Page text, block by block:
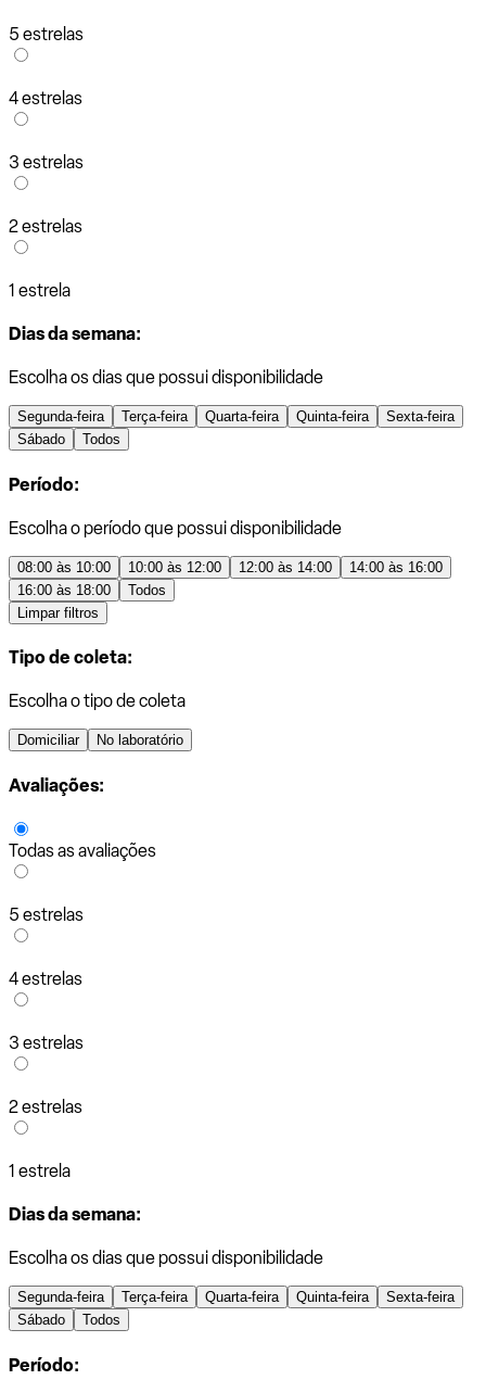
5 estrelas
4 estrelas
3 estrelas
2 estrelas
1 estrela
Dias da semana:
Escolha os dias que possui disponibilidade
Segunda-feira Terça-feira Quarta-feira Quinta-feira
Sexta-feira
Sábado
Todos
Período:
Escolha o período que possui disponibilidade
08:00 às 10:00 10:00 às 12:00 12:00 às 14:00
14:00 às 16:00
16:00 às 18:00
Todos
Limpar filtros
Tipo de coleta:
Escolha o tipo de coleta
Domiciliar No laboratório
Avaliações:
Todas as avaliações
5 estrelas
4 estrelas
3 estrelas
2 estrelas
1 estrela
Dias da semana:
Escolha os dias que possui disponibilidade
Segunda-feira Terça-feira Quarta-feira Quinta-feira
Sexta-feira
Sábado
Todos
Período: